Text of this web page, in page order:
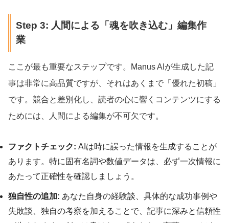
Step 3: 人間による「魂を吹き込む」編集作
業
ここが最も重要なステップです。Manus AIが生成した記
事は非常に高品質ですが、それはあくまで「優れた初稿」
です。競合と差別化し、読者の心に響くコンテンツにする
ためには、人間による編集が不可欠です。
ファクトチェック: AIは時に誤った情報を生成することが
あります。特に固有名詞や数値データは、必ず一次情報に
あたって正確性を確認しましょう。
独自性の追加: あなた自身の経験談、具体的な成功事例や
失敗談、独自の考察を加えることで、記事に深みと信頼性